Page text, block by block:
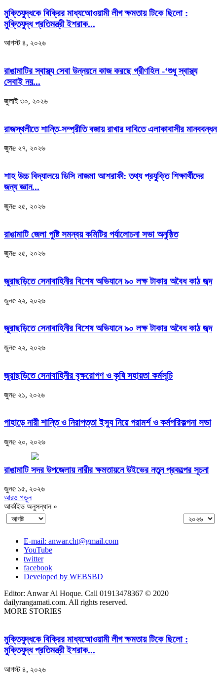
মুক্তিযুদ্ধকে বিক্রির মাধ্যআেওয়ামী লীগ ক্ষমতায় টিকে ছিলো :
মুক্তিযুদ্ধ প্রতিমন্ত্রী ইশরাক...
আগস্ট ৪, ২০২৬
রাঙামাটির স্বাস্থ্য সেবা উন্নয়নে কাজ করছে গ্রীণহিল -‘শুধু স্বাস্থ্য
সেবাই নয়...
জুলাই ৩০, ২০২৬
রাজস্থলীতে শান্তি-সম্প্রীতি বজায় রাখার দাবিতে এলাকাবাসীর মানববন্ধন
জুনe ২৭, ২০২৬
শাহ উচ্চ বিদ্যালয়ে ডিসি নাজমা আশরাফী: তথ্য প্রযুক্তি শিক্ষার্থীদের
জন্য জ্ঞান...
জুনe ২৫, ২০২৬
রাঙামাটি জেলা পুষ্টি সমন্বয় কমিটির পর্যালোচনা সভা অনুষ্ঠিত
জুনe ২৫, ২০২৬
জুরাছড়িতে সেনাবাহিনীর বিশেষ অভিযানে ৯০ লক্ষ টাকার অবৈধ কাঠ জব্দ
জুনe ২২, ২০২৬
জুরাছড়িতে সেনাবাহিনীর বিশেষ অভিযানে ৯০ লক্ষ টাকার অবৈধ কাঠ জব্দ
জুনe ২২, ২০২৬
জুরাছড়িতে সেনাবাহিনীর বৃক্ষরোপণ ও কৃষি সহায়তা কর্মসূচি
জুনe ২১, ২০২৬
পাহাড়ে নারী শান্তি ও নিরাপত্তা ইস্যু নিয়ে পরামর্শ ও কর্মপরিকল্পনা সভা
জুনe ২০, ২০২৬
রাঙামাটি সদর উপজেলায় নারীর ক্ষমতায়নে উইভের নতুন প্রকল্পের সূচনা
জুনe ১৫, ২০২৬
আরও পড়ুন
আর্কাইভ অনুসন্ধান »
E-mail: anwar.cht@gmail.com
YouTube
twitter
facebook
Developed by WEBSBD
Editor: Anwar Al Hoque. Call 01913478367 © 2020
dailyrangamati.com. All rights reserved.
MORE STORIES
মুক্তিযুদ্ধকে বিক্রির মাধ্যআেওয়ামী লীগ ক্ষমতায় টিকে ছিলো :
মুক্তিযুদ্ধ প্রতিমন্ত্রী ইশরাক...
আগস্ট ৪, ২০২৬